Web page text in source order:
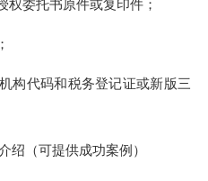
委托书原件或复印件；
代码和税务登记证或新版三
（可提供成功案例）